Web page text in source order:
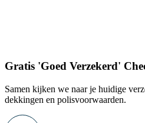
Gratis 'Goed Verzekerd'
Samen kijken we naar je huidige
dekkingen en polisvoorwaarden.